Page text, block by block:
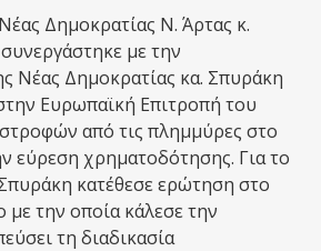
Δημοκρατίας Ν. Άρτας κ.
με την
Νέας Δημοκρατίας κα. Σπυράκη
Ευρωπαϊκή Επιτροπή του
από τις πλημμύρες στο
εύρεση χρηματοδότησης. Για το
κατέθεσε ερώτηση στο
την οποία κάλεσε την
τη διαδικασία